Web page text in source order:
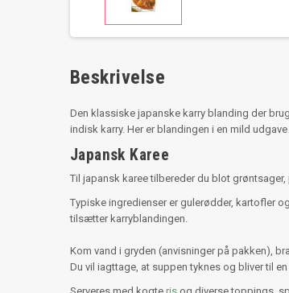
Beskrivelse
Den klassiske japanske karry blanding der
indisk karry. Her er blandingen i en mild
Japansk Karee
Til japansk karee tilbereder du blot
Typiske ingredienser er gulerødder, kartofler
tilsætter karryblandingen.
Kom vand i gryden (anvisninger på pakken),
Du vil iagttage, at suppen tyknes og bliver til